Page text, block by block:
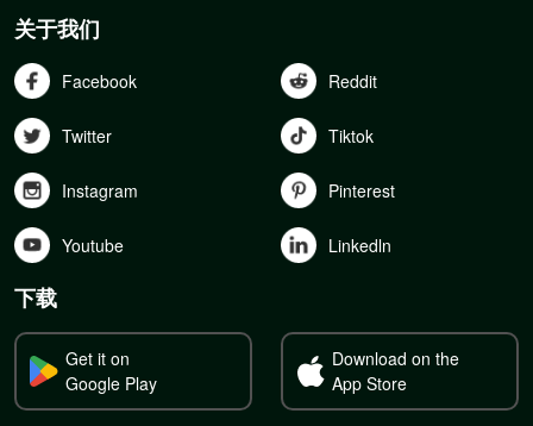
关于我们
Facebook Reddit
Twitter Tiktok
Instagram Pinterest
Youtube Linkedln
下载
Get it on
Google Play
Download on the
App Store